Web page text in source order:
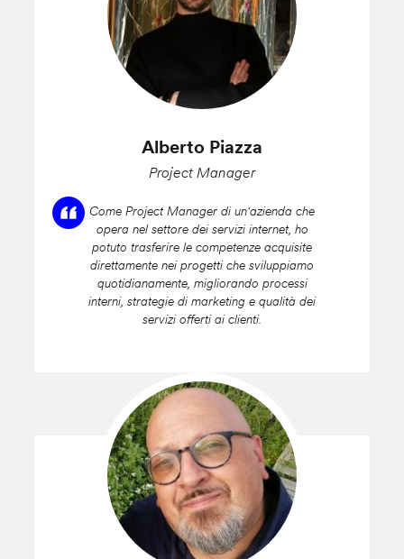
Alberto Piazza
Project Manager
Come Project Manager di un'azienda che
opera nel settore dei servizi internet, ho
potuto trasferire le competenze acquisite
direttamente nei progetti che sviluppiamo
quotidianamente, migliorando processi
interni, strategie di marketing e qualità dei
servizi offerti ai clienti.